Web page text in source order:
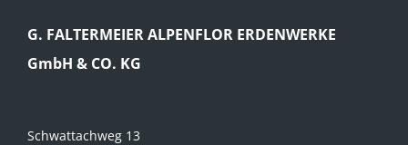
G. FALTERMEIER ALPENFLOR ERDENWERKE
GmbH & CO. KG
Schwattachweg 13